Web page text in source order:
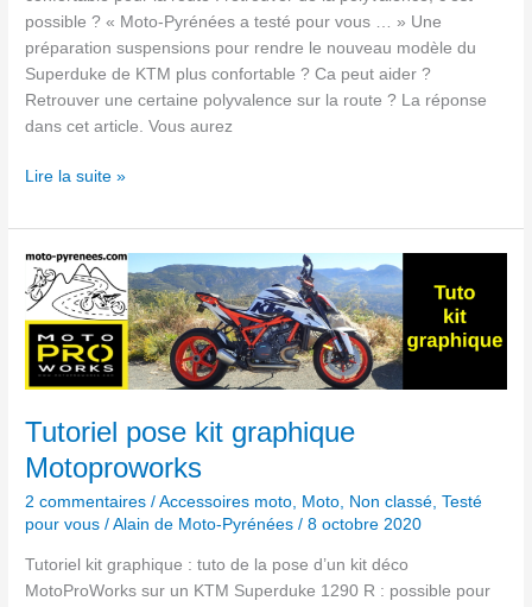
possible ? « Moto-Pyrénées a testé pour vous … » Une
préparation suspensions pour rendre le nouveau modèle du
Superduke de KTM plus confortable ? Ca peut aider ?
Retrouver une certaine polyvalence sur la route ? La réponse
dans cet article. Vous aurez
Lire la suite »
Tutoriel pose kit graphique
Motoproworks
2 commentaires /Accessoires moto, Moto, Non classé,Testé
pour vous /Alain de Moto-Pyrénées/8 octobre 2020
Tutoriel kit graphique : tuto de la pose d’un kit déco
MotoProWorks sur un KTM Superduke 1290 R : possible pour
Tutoriel
pose
kit
graphique
Motoproworks